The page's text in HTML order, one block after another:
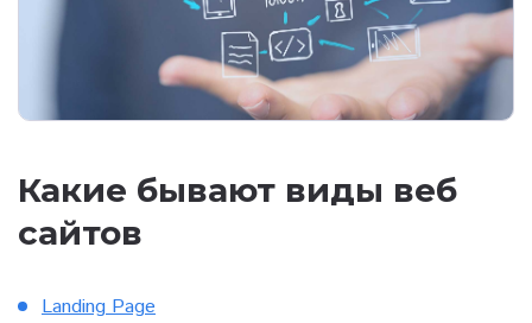
Какие бывают виды веб
сайтов
Landing Page